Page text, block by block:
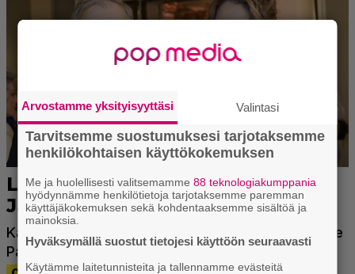
Arvostamme yksityisyyttäsi Valintasi
Tarvitsemme suostumuksesi tarjotaksemme
henkilökohtaisen käyttökokemuksen
Me ja huolellisesti valitsemamme88 teknologiakumppania
hyödynnämme henkilötietoja tarjotaksemme paremman
käyttäjäkokemuksen sekä kohdentaaksemme sisältöä ja
mainoksia.
Hyväksymällä suostut tietojesi käyttöön seuraavasti
Käytämme laitetunnisteita ja tallennamme evästeitä